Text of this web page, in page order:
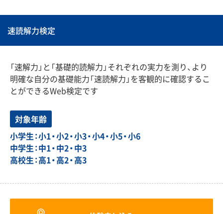
速読解力検定
「速解力」と「基礎的読解力」それぞれの実力を測り、より
明確な自分の基礎能力「速読解力」を客観的に確認するこ
とができるWeb検定です
対象年齢
小学生：小1・小2・小3・小4・小5・小6
中学生：中1・中2・中3
高校生：高1・高2・高3